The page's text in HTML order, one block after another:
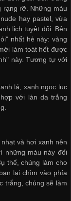
rạng rỡ. Những màu
hay pastel, vừa
lịch tuyệt đối. Bên
nhất hè này: vàng
làm toát hết được
này. Tương tự với
lá, xanh ngọc lục
với làn da trắng
và hơi xanh nên
những màu này đối
thể, chúng làm cho
lại chìm vào phía
trắng, chúng sẽ làm